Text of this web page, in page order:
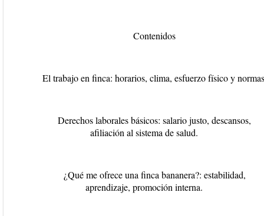
Contenidos
El trabajo en finca: horarios, clima, esfuerzo físico y
Derechos laborales básicos: salario justo, descansos,
afiliación al sistema de salud.
¿Qué me ofrece una finca bananera?: estabilidad,
aprendizaje, promoción interna.